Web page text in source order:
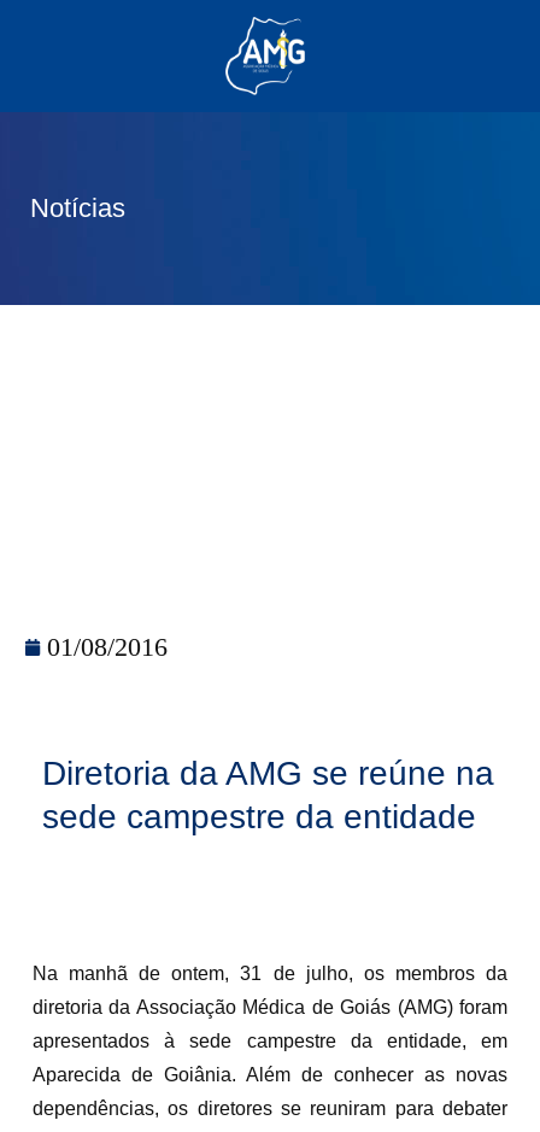
Notícias
01/08/2016
Diretoria da AMG se reúne na
sede campestre da entidade
Na manhã de ontem, 31 de julho, os membros da
diretoria da Associação Médica de Goiás (AMG) foram
apresentados à sede campestre da entidade, em
Aparecida de Goiânia. Além de conhecer as novas
dependências, os diretores se reuniram para debater